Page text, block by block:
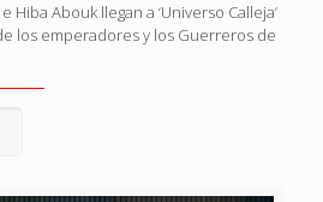
Hiba Abouk llegan a ‘Universo Calleja’
los emperadores y los Guerreros de